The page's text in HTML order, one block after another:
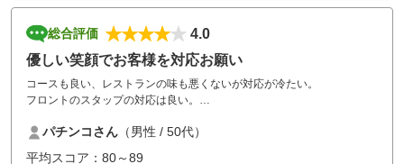
総合評価
4.0
優しい笑顔でお客様を対応お願い
コースも良い、レストランの味も悪くないが対応が冷たい。
フロントのスタップの対応は良い。
パチンコさん （男性 / 50代）
平均スコア：80～89